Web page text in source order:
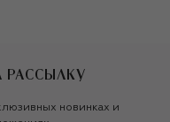
РАССЫЛКУ
новинках и